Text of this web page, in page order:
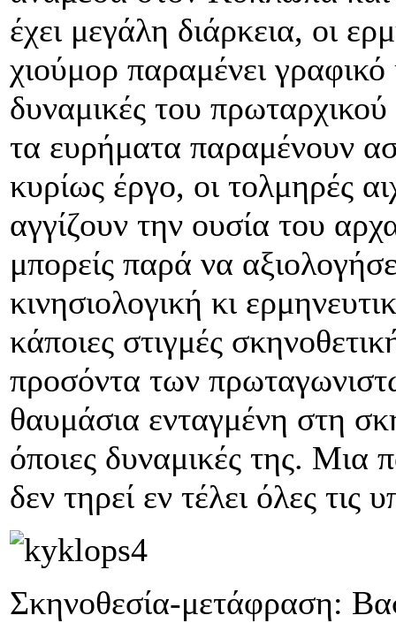
έχει μεγάλη διάρκεια, οι
χιούμορ παραμένει γραφικό
δυναμικές του
τα ευρήματα παραμένουν
κυρίως έργο, οι τολμηρές
αγγίζουν την ουσία του
μπορείς παρά να
κινησιολογική κι
κάποιες στιγμές
προσόντα των
θαυμάσια ενταγμένη στη
όποιες δυναμικές της.
δεν τηρεί εν τέλει όλες τις
Σκηνοθεσία-μετάφραση: